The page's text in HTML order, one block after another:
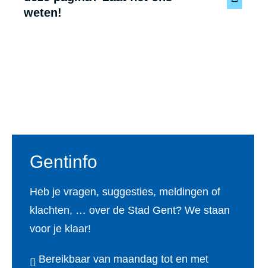
weten!
Gentinfo
Heb je vragen, suggesties, meldingen of
klachten, … over de Stad Gent? We staan
voor je klaar!
Bereikbaar van maandag tot en met